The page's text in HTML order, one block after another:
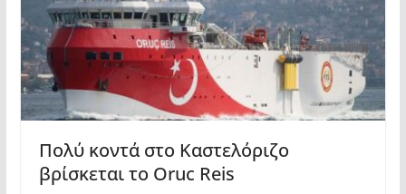
Πολύ κοντά στο Καστελόριζο
βρίσκεται το Oruc Reis